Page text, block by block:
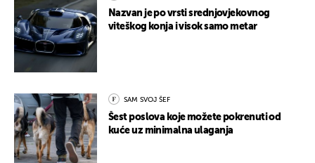
Nazvan je po vrsti srednjovjekovnog
viteškog konja i visok samo metar
SAM SVOJ ŠEF
Šest poslova koje možete pokrenuti od
kuće uz minimalna ulaganja